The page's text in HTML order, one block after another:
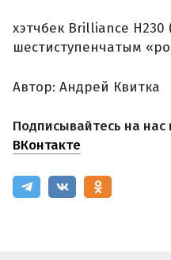
хэтчбек Brilliance H230
шестиступенчатым
Автор: Андрей Квитка
Подписывайтесь на нас
ВКонтакте